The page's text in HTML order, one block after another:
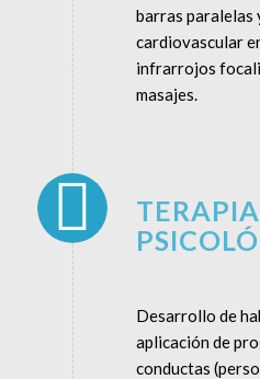
barras paralelas
cardiovascular
infrarrojos
masajes.
TERAPIA
Desarrollo de
aplicación de
conductas